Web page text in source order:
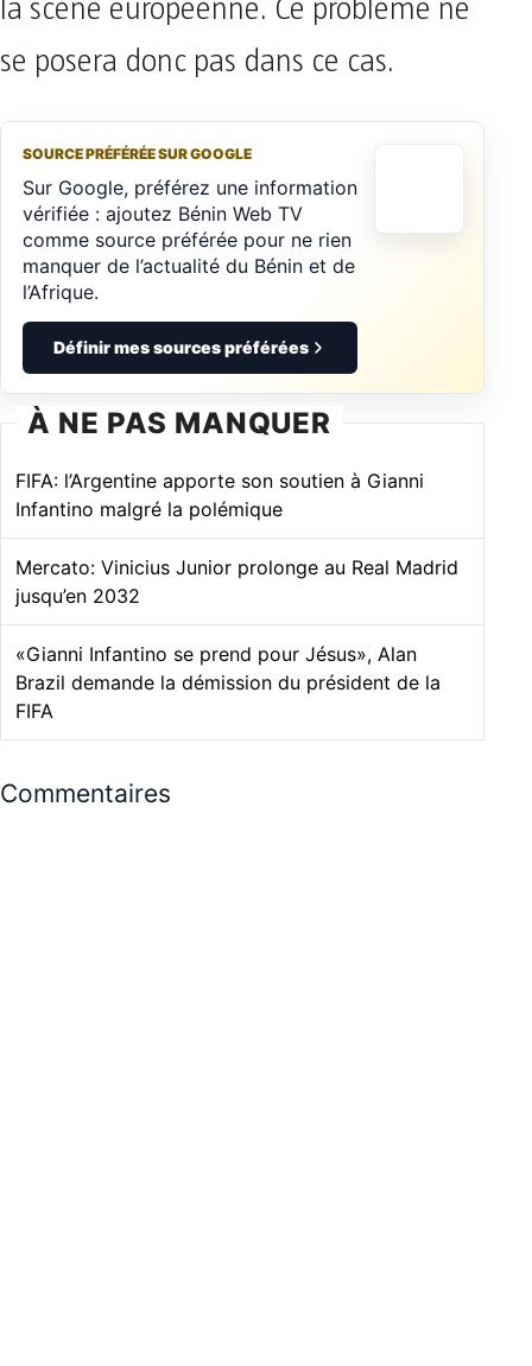
la scène européenne. Ce problème ne
se posera donc pas dans ce cas.
SOURCE PRÉFÉRÉE SUR GOOGLE
Sur Google, préférez une information
vérifiée : ajoutez Bénin Web TV
comme source préférée pour ne rien
manquer de l’actualité du Bénin et de
l’Afrique.
Définir mes sources préférées
À NE PAS MANQUER
FIFA: l’Argentine apporte son soutien à Gianni
Infantino malgré la polémique
Mercato: Vinicius Junior prolonge au Real Madrid
jusqu’en 2032
«Gianni Infantino se prend pour Jésus», Alan
Brazil demande la démission du président de la
FIFA
Commentaires